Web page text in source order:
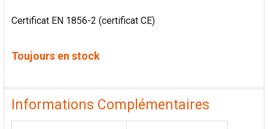
Certificat EN 1856-2 (certificat CE)
Toujours en stock
Informations Complémentaires